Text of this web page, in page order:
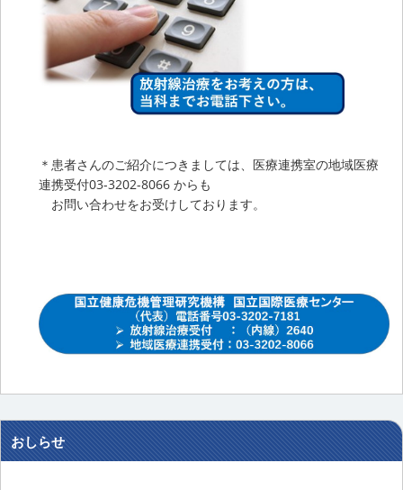
＊患者さんのご紹介につきましては、医療連携室の地域医療
連携受付03-3202-8066 からも
お問い合わせをお受けしております。
おしらせ